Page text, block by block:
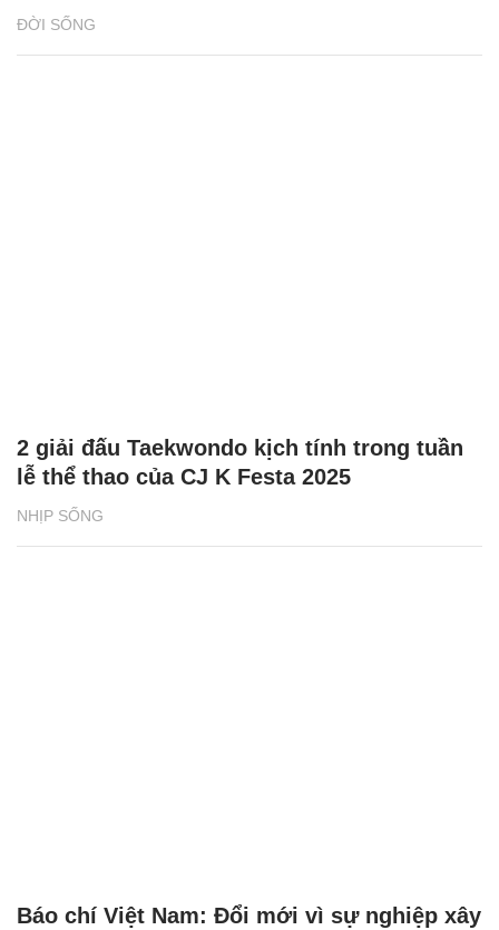
ĐỜI SỐNG
NHỊP SỐNG
2 giải đấu Taekwondo kịch tính trong tuần
lễ thể thao của CJ K Festa 2025
Báo chí Việt Nam: Đổi mới vì sự nghiệp xây